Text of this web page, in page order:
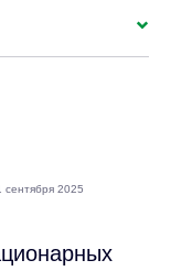
2025